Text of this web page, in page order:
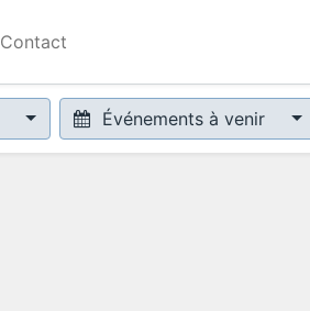
Contact
Événements à venir